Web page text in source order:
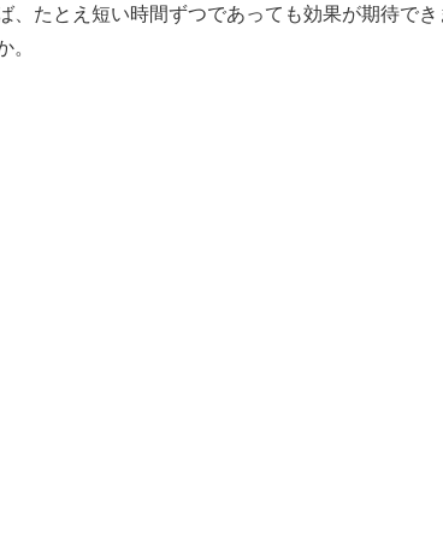
たとえ短い時間ずつであっても効果が期待でき